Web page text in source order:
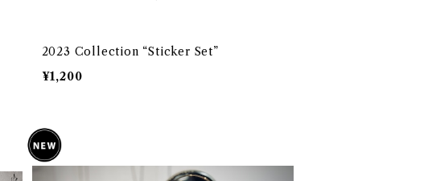
2023 Collection “Sticker Set”
¥1,200